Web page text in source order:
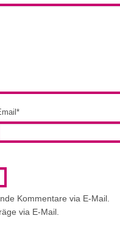
*
Kommentare via E-Mail.
via E-Mail.